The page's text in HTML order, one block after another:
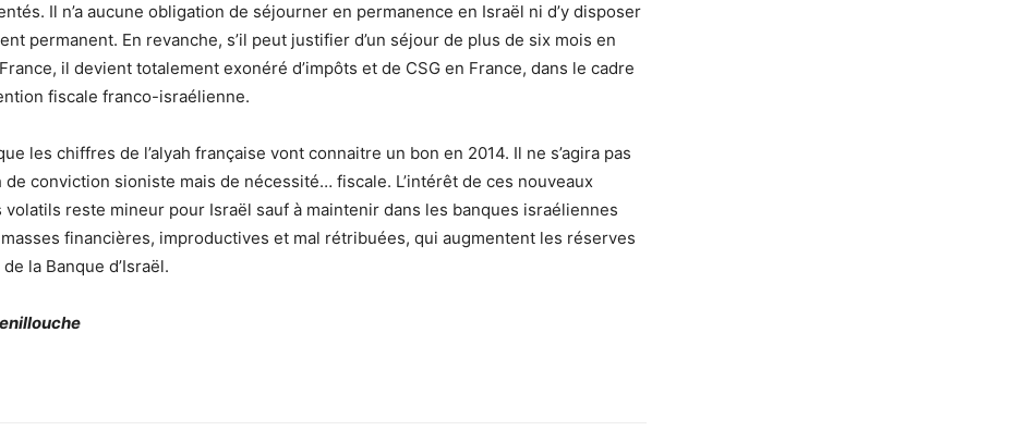
Il n’a aucune obligation de séjourner en permanence en Israël ni d’y disposer
permanent. En revanche, s’il peut justifier d’un séjour de plus de six mois en
il devient totalement exonéré d’impôts et de CSG en France, dans le cadre
fiscale franco-israélienne.
les chiffres de l’alyah française vont connaitre un bon en 2014. Il ne s’agira pas
de conviction sioniste mais de nécessité… fiscale. L’intérêt de ces nouveaux
volatils reste mineur pour Israël sauf à maintenir dans les banques israéliennes
masses financières, improductives et mal rétribuées, qui augmentent les réserves
la Banque d’Israël.